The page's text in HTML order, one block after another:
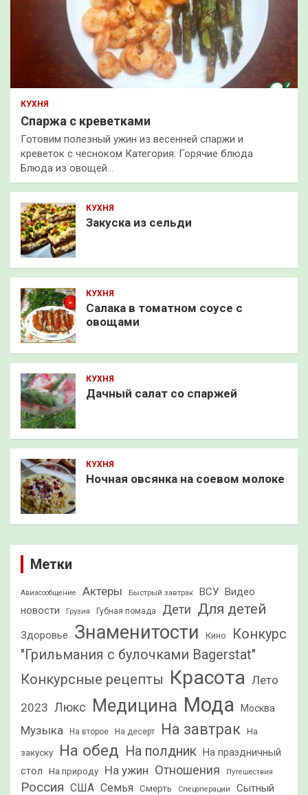
КУХНЯ
Спаржа с креветками
Готовим полезный ужин из весенней спаржи и
креветок с чесноком Категория: Горячие блюда
Блюда из овощей…
КУХНЯ
Закуска из сельди
КУХНЯ
Салака в томатном соусе с
овощами
КУХНЯ
Дачный салат со спаржей
КУХНЯ
Ночная овсянка на соевом молоке
Метки
Авиасообщение Актеры Быстрый завтрак ВСУ
Видео
новости
Грузия Губная помада Дети Для детей
Здоровье Знаменитости Кино
Конкурс
"Грильмания с булочками Bagerstat"
Конкурсные рецепты Красота Лето
2023 Люкс Медицина Мода Москва
Музыка На второе На десерт На завтрак На
закуску На обед На полдник
На праздничный
стол
На природу На ужин Отношения Путешествия
Россия США Семья Смерть Спецоперации
Сытный